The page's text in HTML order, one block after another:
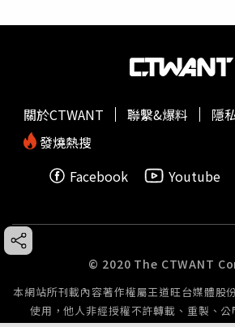
關於CTWANT 聯繫&爆料
隱
發燒熱搜
Facebook
Youtube
© 2020 The CTWANT
本網站所刊載內容著作權屬王道旺台媒體股
使用，他人非經授權不許轉載、重製、